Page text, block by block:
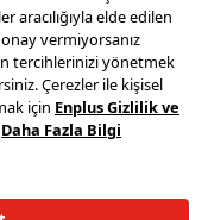
saklıdır.